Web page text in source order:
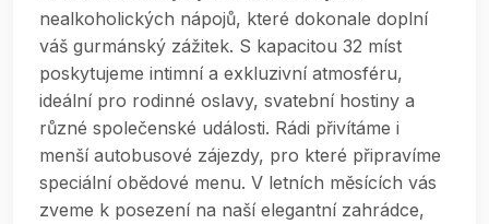
nealkoholických nápojů, které dokonale doplní
váš gurmánský zážitek. S kapacitou 32 míst
poskytujeme intimní a exkluzivní atmosféru,
ideální pro rodinné oslavy, svatební hostiny a
různé společenské události. Rádi přivítáme i
menší autobusové zájezdy, pro které připravíme
speciální obědové menu. V letních měsících vás
zveme k posezení na naší elegantní zahrádce,